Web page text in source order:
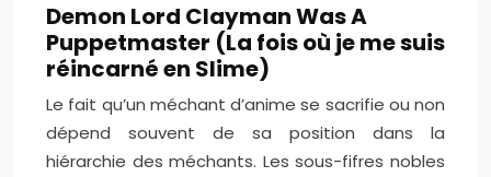
Demon Lord Clayman Was A
Puppetmaster (La fois où je me suis
réincarné en Slime)
Le fait qu’un méchant d’anime se sacrifie ou non
dépend souvent de sa position dans la
hiérarchie des méchants. Les sous-fifres nobles